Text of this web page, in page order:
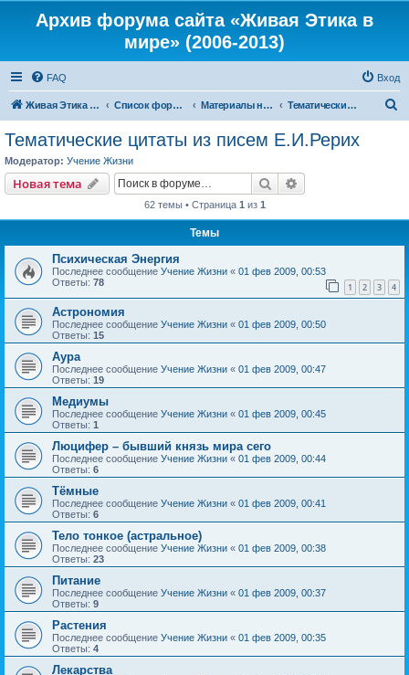
Архив форума сайта «Живая Этика в
мире» (2006-2013)
FAQ Вход
Живая Этика в мире Список форумов Материалы нашего портала Тематические цитаты из писем Е.И.Рерих
Тематические цитаты из писем Е.И.Рерих
Модератор: Учение Жизни
Новая тема Поиск
62 темы • Страница 1 из 1
Темы
Психическая Энергия
Последнее сообщение Учение Жизни « 01 фев 2009, 00:53
Ответы: 78 1 2 3 4
Астрономия
Последнее сообщение Учение Жизни « 01 фев 2009, 00:50
Ответы: 15
Аура
Последнее сообщение Учение Жизни « 01 фев 2009, 00:47
Ответы: 19
Медиумы
Последнее сообщение Учение Жизни « 01 фев 2009, 00:45
Ответы: 1
Люцифер – бывший князь мира сего
Последнее сообщение Учение Жизни « 01 фев 2009, 00:44
Ответы: 6
Тёмные
Последнее сообщение Учение Жизни « 01 фев 2009, 00:41
Ответы: 6
Тело тонкое (астральное)
Последнее сообщение Учение Жизни « 01 фев 2009, 00:38
Ответы: 23
Питание
Последнее сообщение Учение Жизни « 01 фев 2009, 00:37
Ответы: 9
Растения
Последнее сообщение Учение Жизни « 01 фев 2009, 00:35
Ответы: 4
Лекарства